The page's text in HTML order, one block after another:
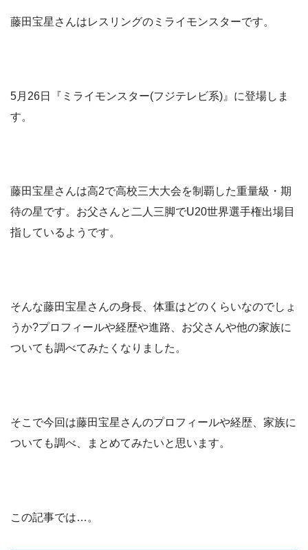
藤田宝星さんはレスリングのミライモンスターです。
5月26日『ミライモンスター(フジテレビ系)』に登場しま
す。
藤田宝星さんは高2で高校三大大会を制覇した重量級・期
待の星です。お父さんと二人三脚でU20世界選手権出場目
指しているようです。
そんな藤田宝星さんの身長、体重はどのくらいなのでしょ
うか?プロフィールや経歴や進路、お父さんや他の家族に
ついても調べてみたくなりました。
そこで今回は藤田宝星さんのプロフィールや経歴、家族に
ついても調べ、まとめてみたいと思います。
この記事では…。